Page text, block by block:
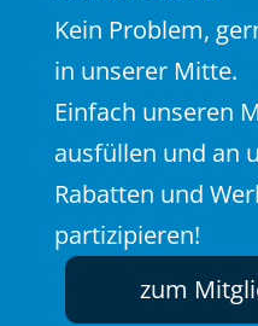
Kein Problem,
in unserer Mitte.
Einfach unseren
ausfüllen und an
Rabatten und
partizipieren!
zum